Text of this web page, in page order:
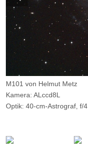
M101 von Helmut Metz
Kamera: ALccd8L
Optik: 40-cm-Astrograf, f/4
Ort: WHS